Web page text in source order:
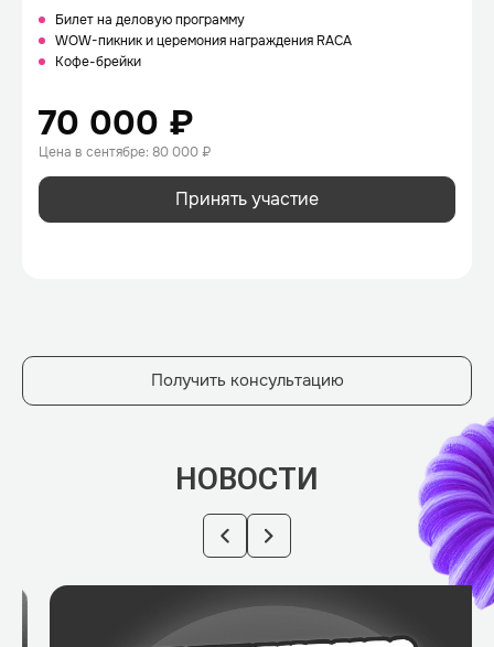
Билет на деловую программу
WOW-пикник и церемония награждения RACA
Кофе-брейки
70 000 ₽
Цена в сентябре: 80 000 ₽
Принять участие
Получить консультацию
НОВОСТИ